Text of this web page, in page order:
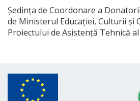
Ședința de Coordonare a
de Ministerul Educației, Culturii și
Proiectului de Asistență Tehnică